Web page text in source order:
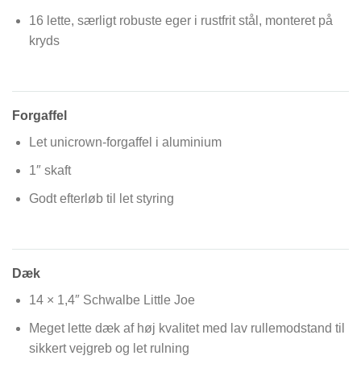
16 lette, særligt robuste eger i rustfrit stål, monteret på
kryds
Forgaffel
Let unicrown-forgaffel i aluminium
1″ skaft
Godt efterløb til let styring
Dæk
14 × 1,4″ Schwalbe Little Joe
Meget lette dæk af høj kvalitet med lav rullemodstand til
sikkert vejgreb og let rulning